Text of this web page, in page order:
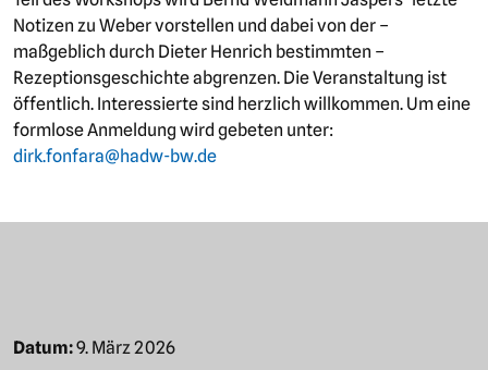
Notizen zu Weber vorstellen und dabei von der –
maßgeblich durch Dieter Henrich bestimmten –
Rezeptionsgeschichte abgrenzen. Die Veranstaltung ist
öffentlich. Interessierte sind herzlich willkommen. Um eine
formlose Anmeldung wird gebeten unter:
dirk.fonfara@hadw-bw.de
Datum:9. März 2026